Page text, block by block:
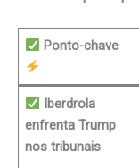
Ponto-chave
Iberdrola
enfrenta Trump
nos tribunais